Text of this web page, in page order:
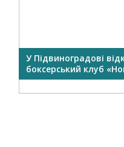
У Підвиноградові
боксерський клуб